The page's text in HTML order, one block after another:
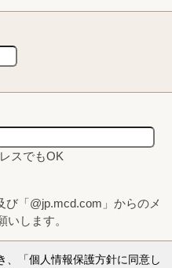
スでもOK
「@jp.mcd.com」からのメ
します。
、「個人情報保護方針に同意し